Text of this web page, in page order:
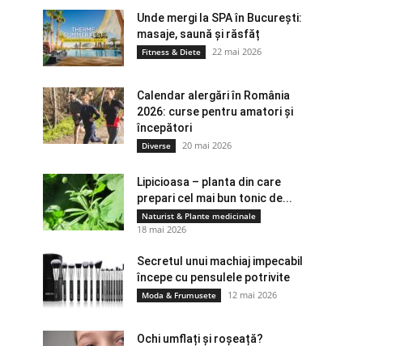
Unde mergi la SPA în București:
masaje, saună și răsfăț
Fitness & Diete 22 mai 2026
Calendar alergări în România
2026: curse pentru amatori și
începători
Diverse 20 mai 2026
Lipicioasa – planta din care
prepari cel mai bun tonic de...
Naturist & Plante medicinale
18 mai 2026
Secretul unui machiaj impecabil
începe cu pensulele potrivite
Moda & Frumusete 12 mai 2026
Ochi umflați și roșeață?